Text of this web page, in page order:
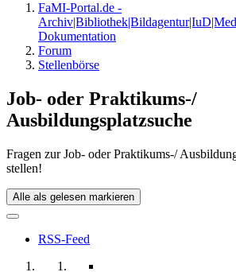
FaMI-Portal.de -
Dokumentation
Forum
Stellenbörse
Job- oder Praktikums-/
Ausbildungsplatzsuche
Fragen zur Job- oder Praktikums-/
stellen!
Alle als gelesen markieren
RSS-Feed